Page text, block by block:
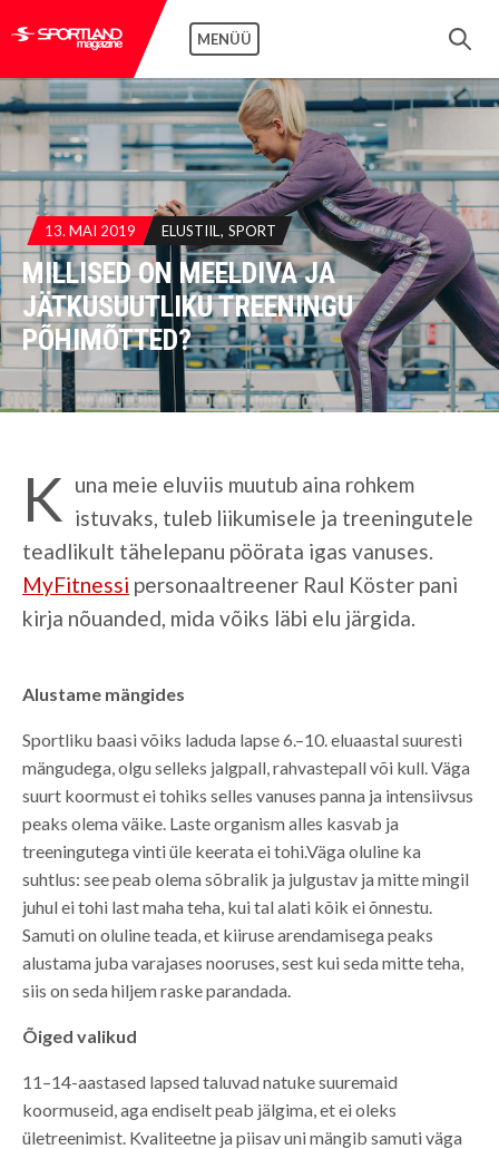
MENÜÜ
13. MAI 2019 ELUSTIIL SPORT
MILLISED ON MEELDIVA JA
JÄTKUSUUTLIKU TREENINGU
PÕHIMÕTTED?
K una meie eluviis muutub aina rohkem
istuvaks, tuleb liikumisele ja treeningutele
teadlikult tähelepanu pöörata igas vanuses.
MyFitnessi personaaltreener Raul Köster pani
kirja nõuanded, mida võiks läbi elu järgida.
Alustame mängides
Sportliku baasi võiks laduda lapse 6.–10. eluaastal suuresti
mängudega, olgu selleks jalgpall, rahvastepall või kull. Väga
suurt koormust ei tohiks selles vanuses panna ja intensiivsus
peaks olema väike. Laste organism alles kasvab ja
treeningutega vinti üle keerata ei tohi.Väga oluline ka
suhtlus: see peab olema sõbralik ja julgustav ja mitte mingil
juhul ei tohi last maha teha, kui tal alati kõik ei õnnestu.
Samuti on oluline teada, et kiiruse arendamisega peaks
alustama juba varajases nooruses, sest kui seda mitte teha,
siis on seda hiljem raske parandada.
Õiged valikud
11–14-aastased lapsed taluvad natuke suuremaid
koormuseid, aga endiselt peab jälgima, et ei oleks
ületreenimist. Kvaliteetne ja piisav uni mängib samuti väga